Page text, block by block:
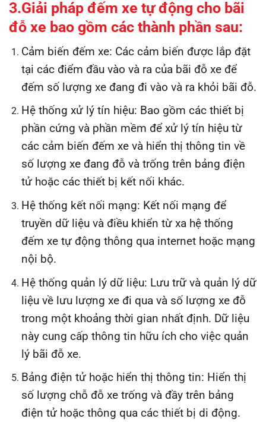
3.Giải pháp đếm xe tự động cho bãi
đỗ xe bao gồm các thành phần sau:
Cảm biến đếm xe: Các cảm biến được lắp đặt
tại các điểm đầu vào và ra của bãi đỗ xe để
đếm số lượng xe đang đi vào và ra khỏi bãi đỗ.
Hệ thống xử lý tín hiệu: Bao gồm các thiết bị
phần cứng và phần mềm để xử lý tín hiệu từ
các cảm biến đếm xe và hiển thị thông tin về
số lượng xe đang đỗ và trống trên bảng điện
tử hoặc các thiết bị kết nối khác.
Hệ thống kết nối mạng: Kết nối mạng để
truyền dữ liệu và điều khiển từ xa hệ thống
đếm xe tự động thông qua internet hoặc mạng
nội bộ.
Hệ thống quản lý dữ liệu: Lưu trữ và quản lý dữ
liệu về lưu lượng xe đi qua và số lượng xe đỗ
trong một khoảng thời gian nhất định. Dữ liệu
này cung cấp thông tin hữu ích cho việc quản
lý bãi đỗ xe.
Bảng điện tử hoặc hiển thị thông tin: Hiển thị
số lượng chỗ đỗ xe trống và đầy trên bảng
điện tử hoặc thông qua các thiết bị di động.